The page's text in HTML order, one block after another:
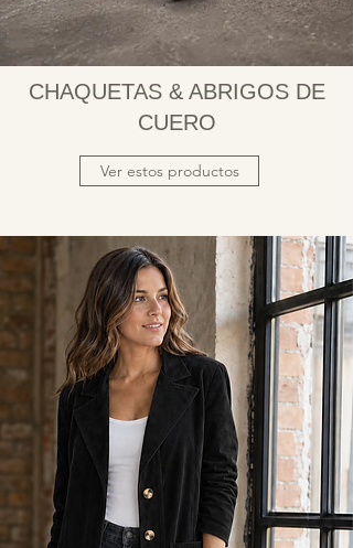
CHAQUETAS & ABRIGOS DE
CUERO
Ver estos productos